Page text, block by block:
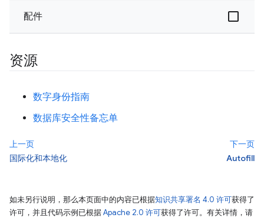
配件
资源
数字身份指南
数据库安全性备忘单
上一页
国际化和本地化
下一页
Autofill
如未另行说明，那么本页面中的内容已根据知识共享署名 4.0 许可获得了
许可，并且代码示例已根据Apache 2.0 许可获得了许可。有关详情，请